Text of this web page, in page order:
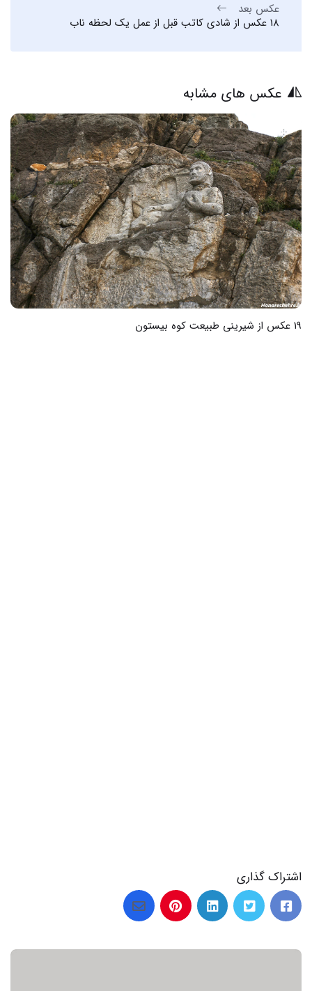
عکس بعد
18 عکس از شادی کاتب قبل از عمل یک لحظه ناب
عکس های مشابه
اشتراک گذاری